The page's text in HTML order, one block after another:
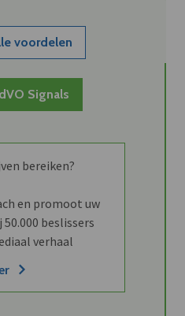
voordelen
Signals
bereiken?
en promoot uw
beslissers
verhaal